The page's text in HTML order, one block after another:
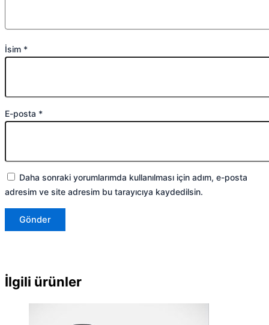
İsim *
E-posta *
Daha sonraki yorumlarımda kullanılması için adım, e-posta
adresim ve site adresim bu tarayıcıya kaydedilsin.
İlgili ürünler